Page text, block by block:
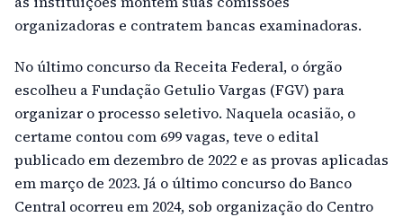
organizadoras e contratem bancas examinadoras.
No último concurso da Receita Federal, o órgão
escolheu a Fundação Getulio Vargas (FGV) para
organizar o processo seletivo. Naquela ocasião, o
certame contou com 699 vagas, teve o edital
publicado em dezembro de 2022 e as provas aplicadas
em março de 2023. Já o último concurso do Banco
Central ocorreu em 2024, sob organização do Centro